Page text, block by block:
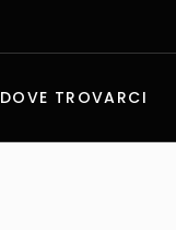
DOVE TROVARCI